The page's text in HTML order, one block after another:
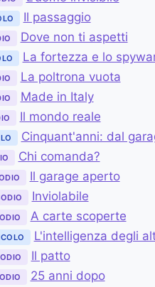
Il passaggio
Dove non ti aspetti
La fortezza e lo
La poltrona vuota
Made in Italy
Il mondo reale
Cinquant'anni: dal
Chi comanda?
Il garage aperto
Inviolabile
A carte scoperte
L'intelligenza degli
Il patto
25 anni dopo